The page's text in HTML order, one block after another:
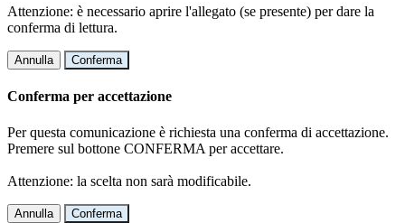
Attenzione: è necessario aprire l'allegato (se presente) per dare la
conferma di lettura.
Annulla Conferma
Conferma per accettazione
Per questa comunicazione è richiesta una conferma di accettazione.
Premere sul bottone CONFERMA per accettare.
Attenzione: la scelta non sarà modificabile.
Annulla Conferma